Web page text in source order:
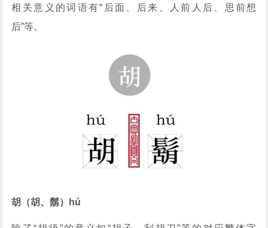
相关意义的词语有“后面、后来、人前人后、思前想
后”等。
胡（胡、鬍）hú